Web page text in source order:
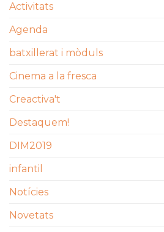
Activitats
Agenda
batxillerat i mòduls
Cinema a la fresca
Creactiva't
Destaquem!
DIM2019
infantil
Notícies
Novetats